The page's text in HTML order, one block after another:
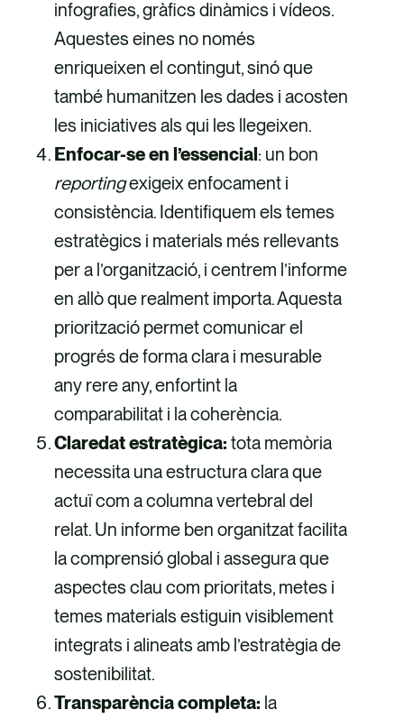
infografies, gràfics dinàmics i vídeos.
Aquestes eines no només
enriqueixen el contingut, sinó que
també humanitzen les dades i acosten
les iniciatives als qui les llegeixen.
Enfocar-se en l’essencial: un bon
reportingexigeix enfocament i
consistència. Identifiquem els temes
estratègics i materials més rellevants
per a l’organització, i centrem l’informe
en allò que realment importa. Aquesta
priorització permet comunicar el
progrés de forma clara i mesurable
any rere any, enfortint la
comparabilitat i la coherència.
Claredat estratègica: tota memòria
necessita una estructura clara que
actuï com a columna vertebral del
relat. Un informe ben organitzat facilita
la comprensió global i assegura que
aspectes clau com prioritats, metes i
temes materials estiguin visiblement
integrats i alineats amb l’estratègia de
sostenibilitat.
Transparència completa: la